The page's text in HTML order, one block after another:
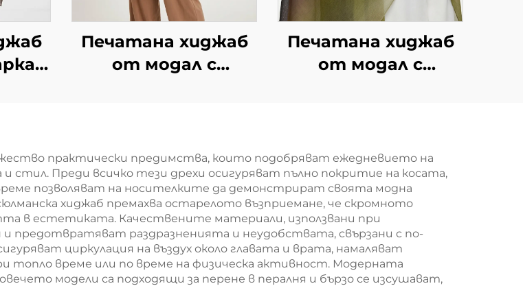
в
Печатана хиджаб
от модал с
Печатана хиджаб
от модал с
практически предимства, които подобряват ежедневието на
Преди всичко тези дрехи осигуряват пълно покритие на косата,
позволяват на носителките да демонстрират своята модна
хиджаб премахва остарелото възприемане, че скромното
в естетиката. Качествените материали, използвани при
предотвратяват раздразненията и неудобствата, свързани с по-
циркулация на въздух около главата и врата, намаляват
време или по време на физическа активност. Модерната
модели са подходящи за перене в пералня и бързо се изсушават,